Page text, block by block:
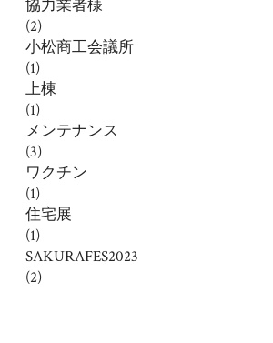
協力業者様
(2)
小松商工会議所
(1)
上棟
(1)
メンテナンス
(3)
ワクチン
(1)
住宅展
(1)
SAKURAFES2023
(2)